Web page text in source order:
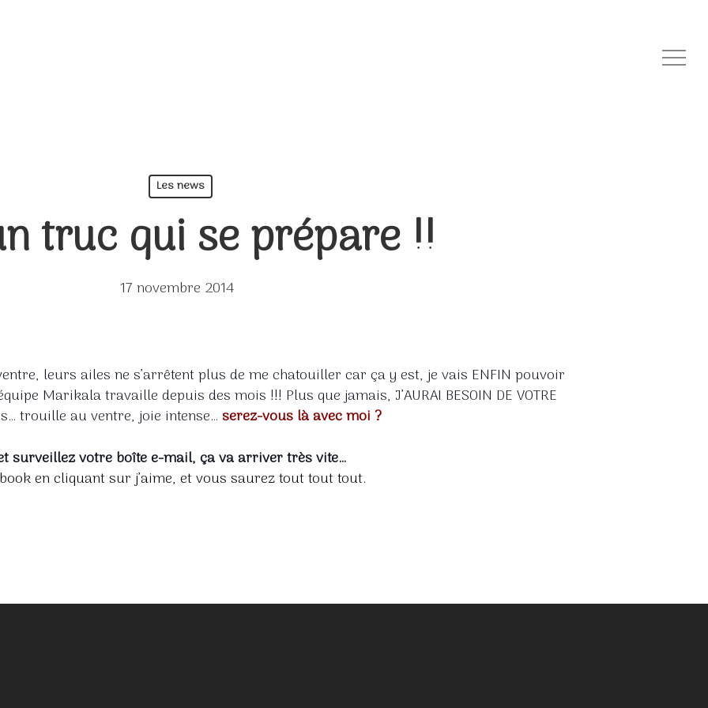
Menu
Les news
truc qui se prépare !!
17 novembre 2014
leurs ailes ne s’arrêtent plus de me chatouiller car ça y est, je vais ENFIN pouvoir
Marikala travaille depuis des mois !!! Plus que jamais, J’AURAI BESOIN DE VOTRE
trouille au ventre, joie intense… serez-vous là avec moi ?
surveillez votre boîte e-mail, ça va arriver très vite…
en cliquant sur j’aime, et vous saurez tout tout tout.